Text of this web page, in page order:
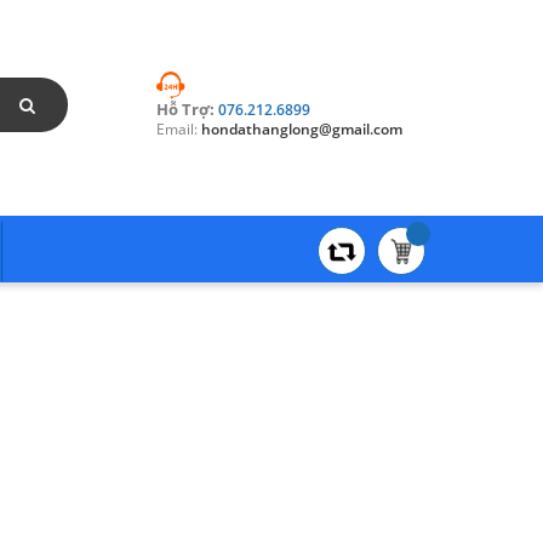
Hỗ Trợ: 076.212.6899
Email: hondathanglong@gmail.com